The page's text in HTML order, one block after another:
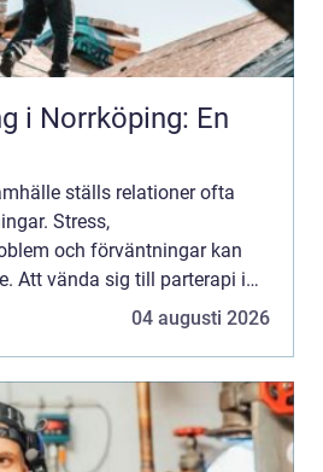
i Norrköping: En
ställs relationer ofta
Stress,
och förväntningar kan
Att vända sig till parterapi i
04 augusti 2026